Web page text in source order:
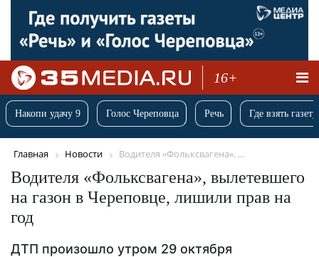
16+
Накопи удачу 9 Голос Череповца Речь Где взять
Главная Новости Водителя «Фольксвагена», ...
Водителя «Фольксвагена», вылетевшего
на газон в Череповце, лишили прав на
год
ДТП произошло утром 29 октября